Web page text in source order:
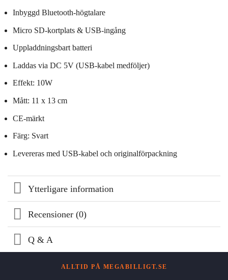
Inbyggd Bluetooth-högtalare
Micro SD-kortplats & USB-ingång
Uppladdningsbart batteri
Laddas via DC 5V (USB-kabel medföljer)
Effekt: 10W
Mått: 11 x 13 cm
CE-märkt
Färg: Svart
Levereras med USB-kabel och originalförpackning
Ytterligare information
Recensioner (0)
Q & A
ALLTID PÅ MEGABILLIGT.SE